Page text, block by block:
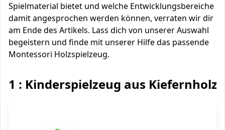
Spielmaterial bietet und welche Entwicklungsbereiche
damit angesprochen werden können, verraten wir dir
am Ende des Artikels. Lass dich von unserer Auswahl
begeistern und finde mit unserer Hilfe das passende
Montessori Holzspielzeug.
1 : Kinderspielzeug aus Kiefernholz